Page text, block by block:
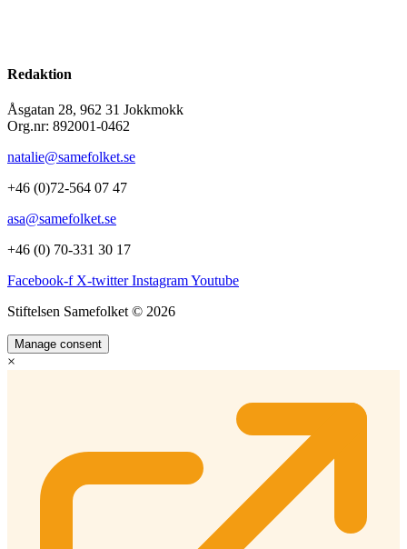
Redaktion
Åsgatan 28, 962 31 Jokkmokk
Org.nr: 892001-0462
natalie@samefolket.se
+46 (0)72-564 07 47
asa@samefolket.se
+46 (0) 70-331 30 17
Facebook-f X-twitter InstagramYoutube
Stiftelsen Samefolket © 2026
Manage consent
×